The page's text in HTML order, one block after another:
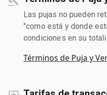
Las pujas no pueden
"como está y donde
condiciones en su
Términos de Puja y